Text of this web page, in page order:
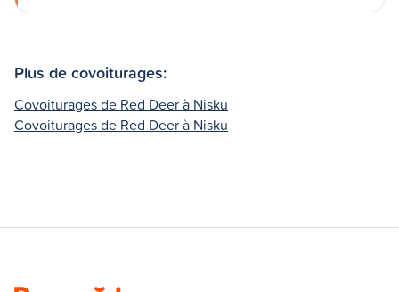
Plus de covoiturages:
Covoiturages de Red Deer à Nisku
Covoiturages de Red Deer à Nisku